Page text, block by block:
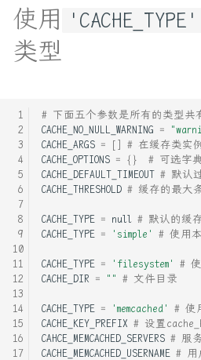
uWsgi日志定时每天切割工具
ubuntu16.04安装python+node
环境
七牛云对象存储python_api
使用clion配置 Cmake远程开
发cpp环境
使用dd一件重装云服务器的系
统
使用普通用户执行 docker
几种在Linux下查询外网IP的
办法
go语言的文件锁
linux 信号列表和基本作用
linux应用程序-ELF查看工具
mmap共享存储映射(存储IO映
射)系列详解
python内存异常的一次排查
rust-bpf开发实战
rust与 pypy和cpython的混合
开发
rust中的内存布局
使用 'CACHE_TYPE'
类型
# 下面五个参数是所有的类型共
CACHE_NO_NULL_WARNING =
CACHE_ARGS = [] # 在缓存类实
CACHE_OPTIONS = {}
# 可选字
CACHE_DEFAULT_TIMEOUT # 默认
CACHE_THRESHOLD # 缓存的最大
CACHE_TYPE = null # 默认的缓
CACHE_TYPE = 'simple' # 使用
CACHE_TYPE = 'filesystem'
#
CACHE_DIR = "" # 文件目录
CACHE_TYPE = 'memcached'
# 使
CACHE_KEY_PREFIX # 设置
CAHCE_MEMCACHED_SERVERS # 服
CACHE_MEMCACHED_USERNAME # 用